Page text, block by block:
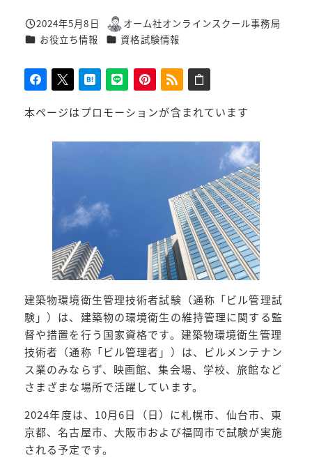
投稿日
2024年5月8日
著
者
オーム社オンラインスクール事務局
カテゴリー
お役立ち情報 カテゴリー
資格試験情報
本ページはプロモーションが含まれています
建築物環境衛生管理技術者試験（通称「ビル管理試
験」）は、建築物の環境衛生の維持管理に関する監
督や措置を行う国家資格です。建築物環境衛生管理
技術者（通称「ビル管理者」）は、ビルメンテナン
ス業のみならず、映画館、集会場、学校、旅館など
さまざまな場所で活躍しています。
2024年度は、10月6日（日）に札幌市、仙台市、東
京都、名古屋市、大阪市および福岡市で試験が実施
される予定です。